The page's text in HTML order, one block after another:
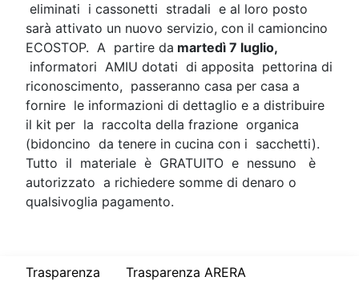
eliminati i cassonetti stradali e al loro posto
sarà attivato un nuovo servizio, con il camioncino
ECOSTOP. A partire da martedì 7 luglio,
informatori AMIU dotati di apposita pettorina di
riconoscimento, passeranno casa per casa a
fornire le informazioni di dettaglio e a distribuire
il kit per la raccolta della frazione organica
(bidoncino da tenere in cucina con i sacchetti).
Tutto il materiale è GRATUITO e nessuno è
autorizzato a richiedere somme di denaro o
qualsivoglia pagamento.
Trasparenza
Trasparenza ARERA